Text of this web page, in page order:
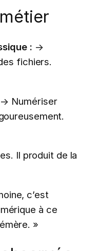
: →
fichiers.
→ Numériser
Il produit de la
c’est
à ce
»